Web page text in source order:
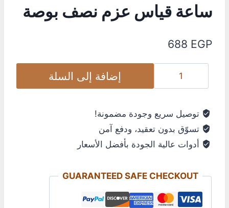
ساعة قياس عزم نصف بوصة
688 EGP
إضافة إلى السلة
توصيل سريع وجودة مضمونة!
تسوّق بدون تعقيد، ودفع آمن
أدوات عالية الجودة بأفضل الأسعار
GUARANTEED SAFE CHECKOUT